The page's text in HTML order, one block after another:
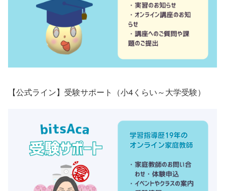
【公式ライン】受験サポート（小4くらい～大学受験）